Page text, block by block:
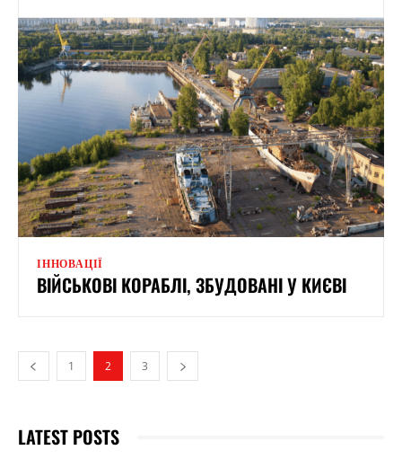
ІННОВАЦІЇ
ВІЙСЬКОВІ КОРАБЛІ, ЗБУДОВАНІ У КИЄВІ
1 2 3
LATEST POSTS